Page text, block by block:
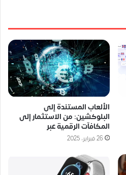
الألعاب المستندة إلى
البلوكشين: من الاستثمار إلى
المكافآت الرقمية عبر
26 فبراير، 2025